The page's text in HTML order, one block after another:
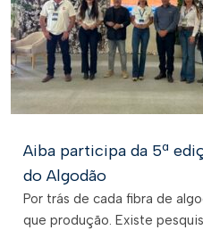
Aiba participa da 5ª
do Algodão
Por trás de cada fibra de
que produção. Existe